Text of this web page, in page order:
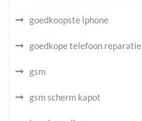
goedkoopste iphone
goedkope telefoon reparatie
gsm
gsm scherm kapot